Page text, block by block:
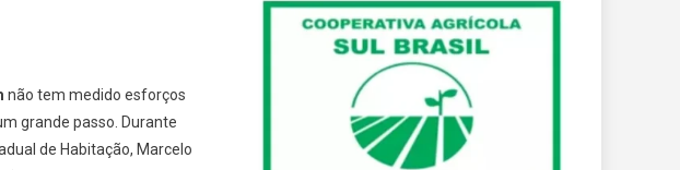
não tem medido esforços
grande passo. Durante
de Habitação, Marcelo